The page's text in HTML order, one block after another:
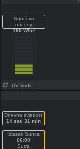
Sunčevo
zračenje
160 W/m²
UV Vodič
Dnevna svjetlost
14 sati 31 min
Izlazak Sunca
06:09
Sutra